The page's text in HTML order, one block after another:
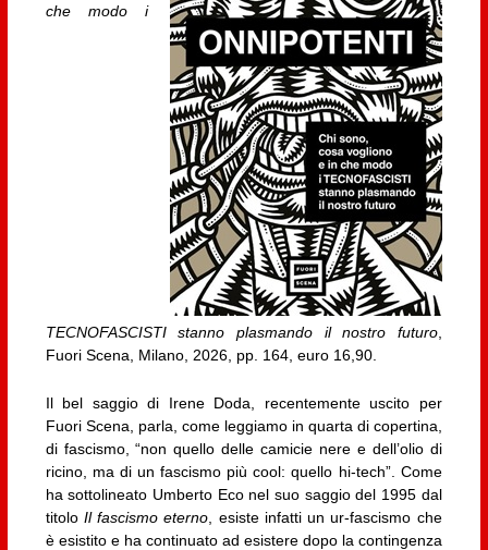
che modo i
TECNOFASCISTI stanno plasmando il nostro futuro,
Fuori Scena, Milano, 2026, pp. 164, euro 16,90.
Il bel saggio di Irene Doda, recentemente uscito per
Fuori Scena, parla, come leggiamo in quarta di copertina,
di fascismo, “non quello delle camicie nere e dell’olio di
ricino, ma di un fascismo più cool: quello hi-tech”. Come
ha sottolineato Umberto Eco nel suo saggio del 1995 dal
titolo Il fascismo eterno , esiste infatti un ur-fascismo che
è esistito e ha continuato ad esistere dopo la contingenza